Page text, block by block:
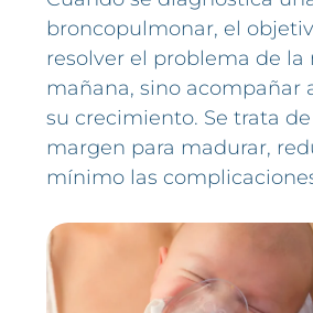
broncopulmonar, el
resolver el problema de la
mañana, sino acompañar
su crecimiento. Se trata
margen para madurar,
mínimo las